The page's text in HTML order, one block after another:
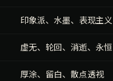
印象派、水墨、表现主义
虚无、轮回、消逝、永恒
厚涂、留白、散点透视